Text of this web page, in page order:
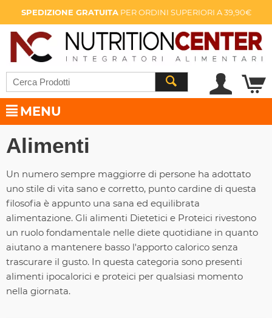
SPEDIZIONE GRATUITAPER ORDINI SUPERIORI A 39,90€
MENU
Alimenti
Un numero sempre maggiorre di persone ha adottato
uno stile di vita sano e corretto, punto cardine di questa
filosofia è appunto una sana ed equilibrata
alimentazione. Gli alimenti Dietetici e Proteici rivestono
un ruolo fondamentale nelle diete quotidiane in quanto
aiutano a mantenere basso l'apporto calorico senza
trascurare il gusto. In questa categoria sono presenti
alimenti ipocalorici e proteici per qualsiasi momento
nella giornata.